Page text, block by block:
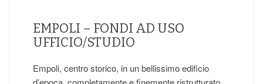
EMPOLI – FONDI AD USO
UFFICIO/STUDIO
Empoli, centro storico, in un bellissimo edificio